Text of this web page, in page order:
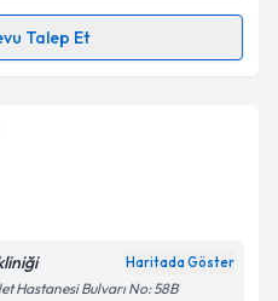
Talep Et
takvimi talebi oluşturun.
almanız için bir takvim
bilgilendireceğiz.
Haritada Göster
Hastanesi Bulvarı No: 58B